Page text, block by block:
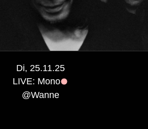
Di, 25.11.25
LIVE: Mono
@Wanne